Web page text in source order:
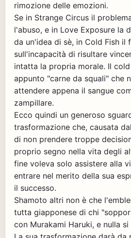
rimozione delle emozioni.
Se in Strange Circus il
l'abuso, e in Love Exposure la
da un'idea di sè, in Cold Fish il
sull'incapacità di risultare
intatta la propria morale. Il
appunto "carne da squali" che
attendere appena il sangue
zampillare.
Ecco quindi un generoso
trasformazione che, causata
di non prendere troppe
proprio segno nella vita degli
fine voleva solo assistere alla
entrare nel merito della sua
il successo.
Shamoto altri non è che
tutta giapponese di chi
con Murakami Haruki, e nulla